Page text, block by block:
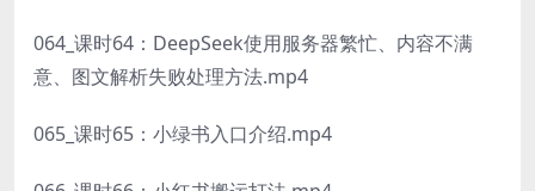
064_课时64：DeepSeek使用服务器繁忙、内容不满
意、图文解析失败处理方法.mp4
065_课时65：小绿书入口介绍.mp4